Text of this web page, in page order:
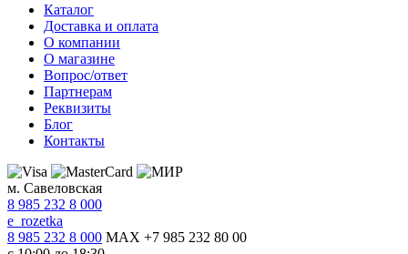
Каталог
Доставка и оплата
О компании
О магазине
Вопрос/ответ
Партнерам
Реквизиты
Блог
Контакты
м. Савеловская
8 985 232 8 000
e_rozetka
8 985 232 8 000 MAX +7 985 232 80 00